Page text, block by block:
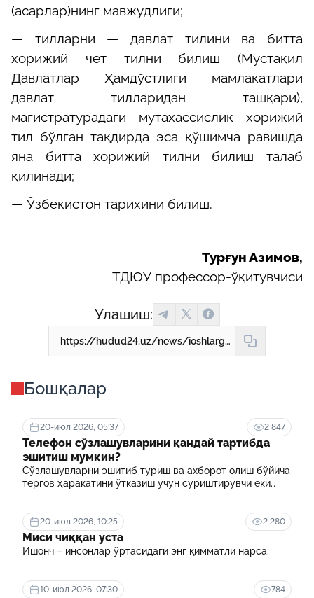
(асарлар)нинг мавжудлиги;
— тилларни — давлат тилини ва битта
хорижий чет тилни билиш (Мустақил
Давлатлар Ҳамдўстлиги мамлакатлари
давлат тилларидан ташқари),
магистратурадаги мутахассислик хорижий
тил бўлган тақдирда эса қўшимча равишда
яна битта хорижий тилни билиш талаб
қилинади;
— Ўзбекистон тарихини билиш.
Турғун Азимов,
ТДЮУ профессор-ўқитувчиси
Улашиш:
https://hudud24.uz/news/ioshlarga-davlat-stipendiialarini-taiinlashga-oid-10-ta-savolga-10-ta-zhavob
Бошқалар
20-июл 2026, 05:37 2 847
Телефон сўзлашувларини қандай тартибда
эшитиш мумкин?
Сўзлашувларни эшитиб туриш ва ахборот олиш бўйича
тергов ҳаракатини ўтказиш учун суриштирувчи ёки
20-июл 2026, 10:25 2 280
Миси чиққан уста
Ишонч – инсонлар ўртасидаги энг қимматли нарса.
10-июл 2026, 07:30 784